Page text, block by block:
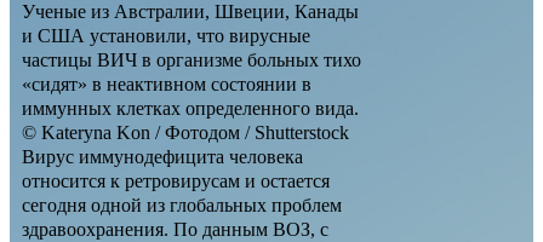
Ученые из Австралии, Швеции, Канады
и США установили, что вирусные
частицы ВИЧ в организме больных тихо
«сидят» в неактивном состоянии в
иммунных клетках определенного вида.
© Kateryna Kon / Фотодом / Shutterstock
Вирус иммунодефицита человека
относится к ретровирусам и остается
сегодня одной из глобальных проблем
здравоохранения. По данным ВОЗ, с